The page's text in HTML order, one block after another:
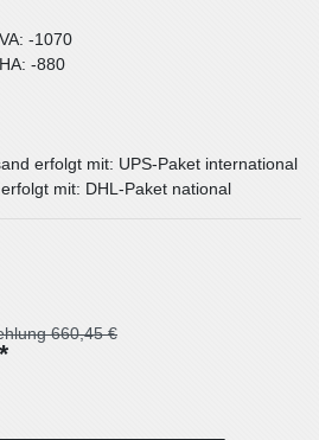
-1070
-880
erfolgt mit: UPS-Paket international
mit: DHL-Paket national
660,45 €
*